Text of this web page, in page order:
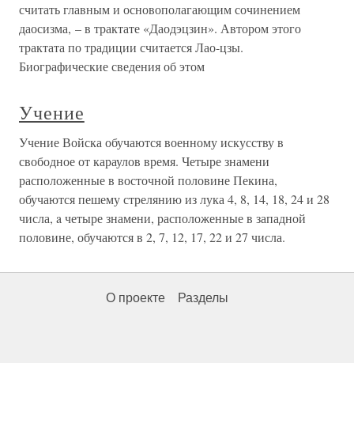
считать главным и основополагающим сочинением
даосизма, – в трактате «Даодэцзин». Автором этого
трактата по традиции считается Лао-цзы.
Биографические сведения об этом
Учение
Учение Войска обучаются военному искусству в
свободное от караулов время. Четыре знамени
расположенные в восточной половине Пекина,
обучаются пешему стрелянию из лука 4, 8, 14, 18, 24 и 28
числа, a четыре знамени, расположенные в западной
половине, обучаются в 2, 7, 12, 17, 22 и 27 числа.
О проекте Разделы